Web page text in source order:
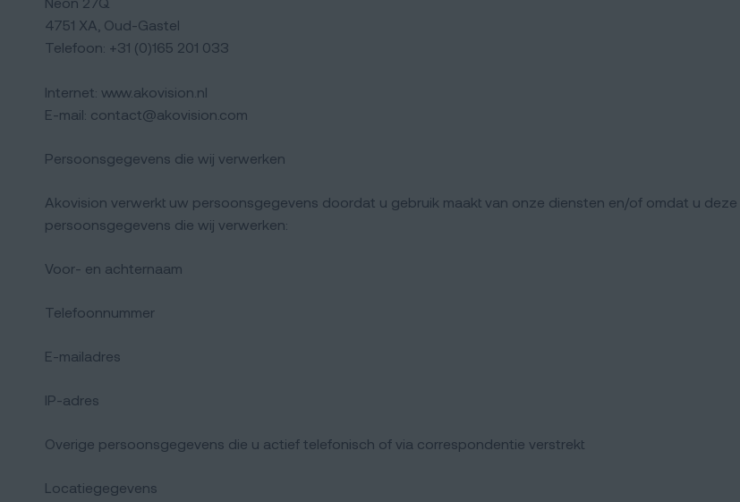
4751 XA, Oud-Gastel
Telefoon: +31 (0)165 201 033
Internet: www.akovision.nl
E-mail: contact@akovision.com
Persoonsgegevens die wij verwerken
Akovision verwerkt uw persoonsgegevens doordat u gebruik maakt van onze diensten en/of omdat u
persoonsgegevens die wij verwerken:
Voor- en achternaam
Telefoonnummer
E-mailadres
IP-adres
Overige persoonsgegevens die u actief telefonisch of via correspondentie verstrekt
Locatiegegevens